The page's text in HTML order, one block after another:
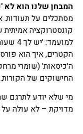
המבחן שלנו הוא לא
מסתכלים על תעודות.
קונסטרוקציה
הקטרים, איך הוא
ה'כיסאות' (שומרי
החישוקים של הקורות.
מי שלא יודע לתרגם
מדויקת – לא עולה